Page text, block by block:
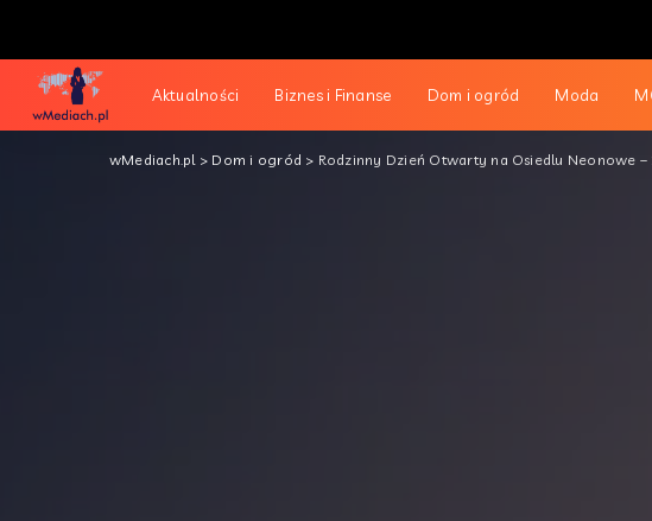
Aktualności Biznes i Finanse Dom i ogród Moda
wMediach.pl> Dom i ogród > Rodzinny Dzień Otwarty na Osiedlu Neonowe